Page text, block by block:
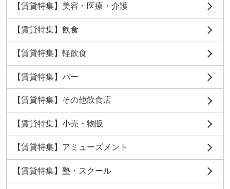
【賃貸特集】美容・医療・介護
【賃貸特集】飲食
【賃貸特集】軽飲食
【賃貸特集】バー
【賃貸特集】その他飲食店
【賃貸特集】小売・物販
【賃貸特集】アミューズメント
【賃貸特集】塾・スクール